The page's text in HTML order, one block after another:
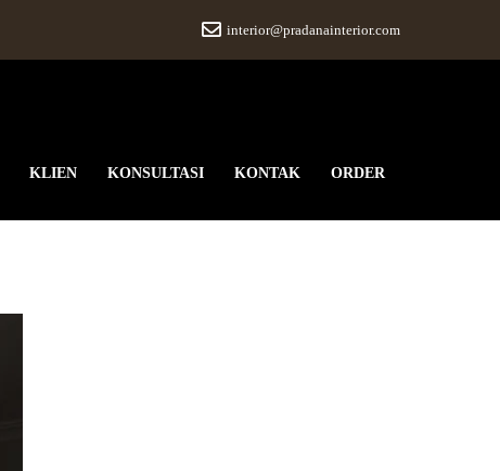
interior@pradanainterior.com
KLIEN KONSULTASI KONTAK ORDER